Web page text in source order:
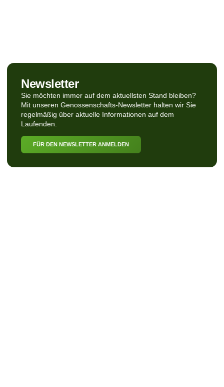
Newsletter
Sie möchten immer auf dem aktuellsten Stand bleiben?
Mit unseren Genossenschafts-Newsletter halten wir Sie
regelmäßig über aktuelle Informationen auf dem
Laufenden.
FÜR DEN NEWSLETTER ANMELDEN